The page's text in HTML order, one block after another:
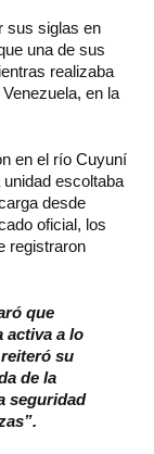
sus siglas en
una de sus
realizaba
en la
en el río Cuyuní
escoltaba
desde
oficial, los
registraron
que
activa a lo
su
de la
seguridad